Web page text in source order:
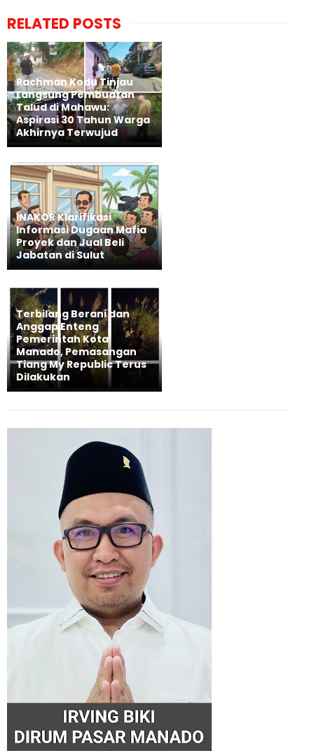
RELATED POSTS
Rachman Kodu Tinjau
Langsung Pembuatan
Talud di Mahawu:
Aspirasi 30 Tahun Warga
Akhirnya Terwujud
INAKOR Klarifikasi
Informasi Dugaan Mafia
Proyek dan Jual Beli
Jabatan di Sulut
Terbilang Berani dan
Anggap Enteng
Pemerintah Kota
Manado, Pemasangan
Tiang My Republic Terus
Dilakukan